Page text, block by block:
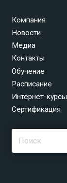
Компания
Новости
Медиа
Контакты
Обучение
Расписание
Интернет-курсы
Сертификация